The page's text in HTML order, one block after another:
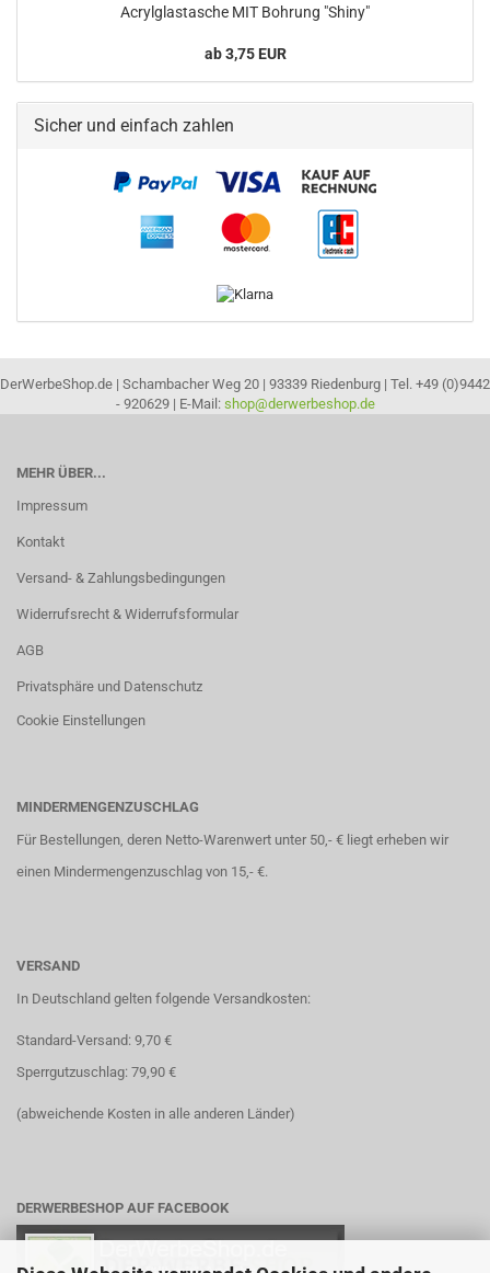
Acrylglastasche MIT Bohrung "Shiny"
ab 3,75 EUR
Sicher und einfach zahlen
DerWerbeShop.de | Schambacher Weg 20 | 93339 Riedenburg | Tel. +49 (0)9442
- 920629 | E-Mail: shop@derwerbeshop.de
MEHR ÜBER...
Impressum
Kontakt
Versand- & Zahlungsbedingungen
Widerrufsrecht & Widerrufsformular
AGB
Privatsphäre und Datenschutz
Cookie Einstellungen
MINDERMENGENZUSCHLAG
Für Bestellungen, deren Netto-Warenwert unter 50,- € liegt erheben wir
einen Mindermengenzuschlag von 15,- €.
VERSAND
In Deutschland gelten folgende Versandkosten:
Standard-Versand: 9,70 €
Sperrgutzuschlag: 79,90 €
(abweichende Kosten in alle anderen Länder)
DERWERBESHOP AUF FACEBOOK